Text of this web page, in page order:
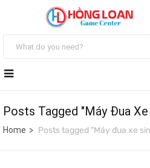
Posts Tagged "Máy Đua
Home Posts tagged "Máy đua xe